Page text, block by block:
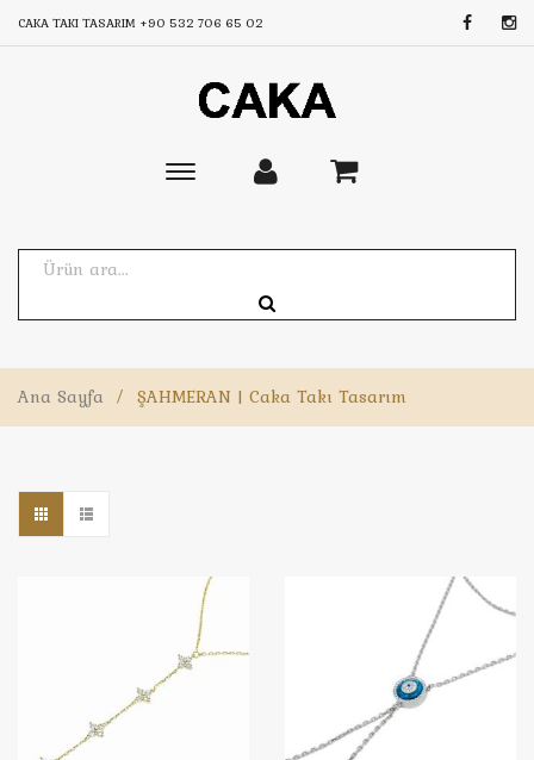
CAKA TAKI TASARIM +90 532 706 65 02
Toggle
Ana Sayfa / ŞAHMERAN | Caka Takı Tasarım